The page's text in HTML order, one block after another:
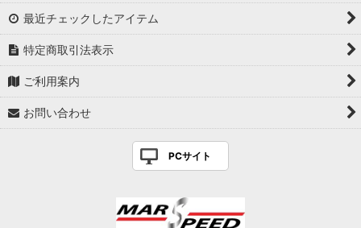
最近チェックしたアイテム
特定商取引法表示
ご利用案内
お問い合わせ
PCサイト